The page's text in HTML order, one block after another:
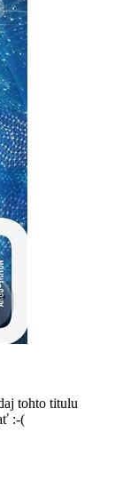
tohto titulu
:-(